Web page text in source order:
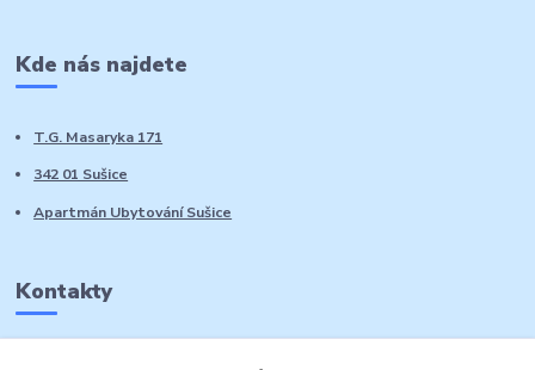
Kde nás najdete
T.G. Masaryka 171
342 01 Sušice
Apartmán Ubytování Sušice
Kontakty